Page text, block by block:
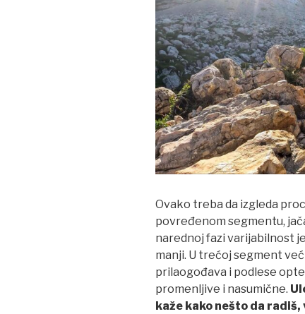
Ovako treba da izgleda
povređenom segmentu,
narednoj fazi varijabilnost
manji. U trećoj segment
prilaogođava i podlese
promenljive i nasumične.
kaže kako nešto da